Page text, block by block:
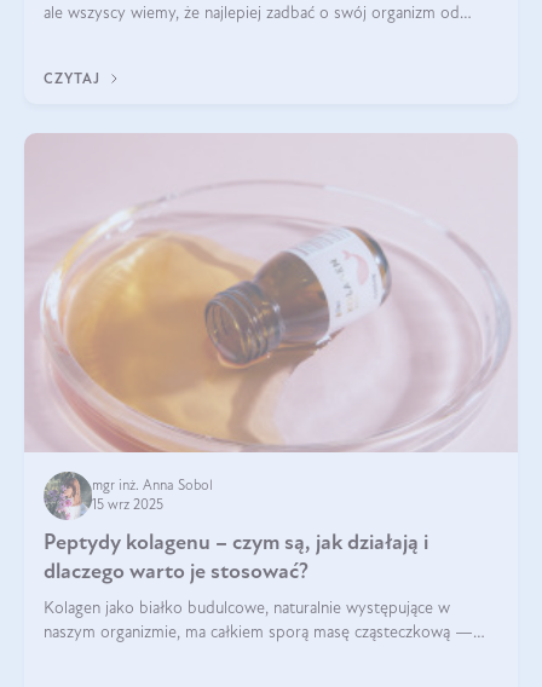
ale wszyscy wiemy, że najlepiej zadbać o swój organizm od
wysokiej jakości suplem
CZYTAJ
mgr inż. Anna Sobol
15 wrz 2025
Peptydy kolagenu – czym są, jak działają i
dlaczego warto je stosować?
Kolagen jako białko budulcowe, naturalnie występujące w
naszym organizmie, ma całkiem sporą masę cząsteczkową —